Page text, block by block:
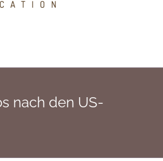
nach den US-